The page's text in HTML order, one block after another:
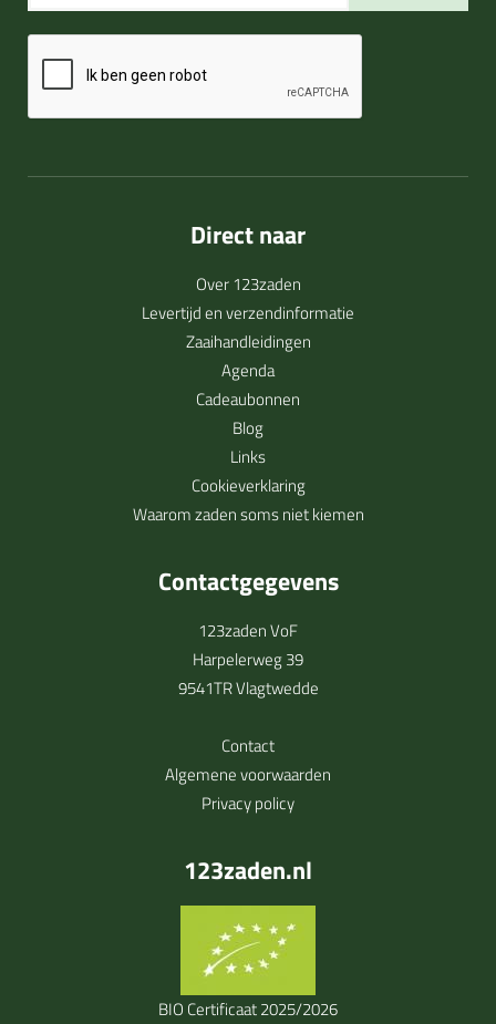
Direct naar
Over 123zaden
Levertijd en verzendinformatie
Zaaihandleidingen
Agenda
Cadeaubonnen
Blog
Links
Cookieverklaring
Waarom zaden soms niet kiemen
Contactgegevens
123zaden VoF
Harpelerweg 39
9541TR Vlagtwedde
Contact
Algemene voorwaarden
Privacy policy
123zaden.nl
BIO Certificaat 2025/2026